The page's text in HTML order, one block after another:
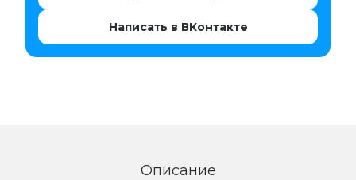
Написать в ВКонтакте
Описание